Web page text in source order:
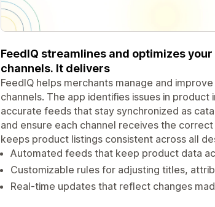
FeedIQ streamlines and optimizes
channels. It delivers
FeedIQ helps merchants manage and
channels. The app identifies issues in
accurate feeds that stay synchronized as
and ensure each channel receives the
keeps product listings consistent across all
Automated feeds that keep product data
Customizable rules for adjusting titles,
Real-time updates that reflect changes